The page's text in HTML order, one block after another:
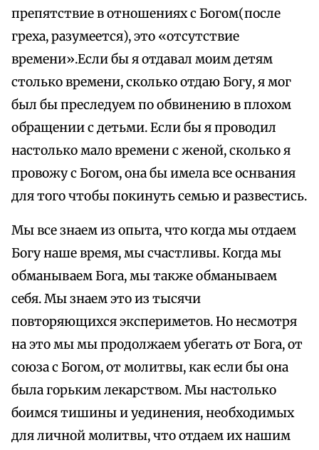
препятствие в отношениях с Богом(после
греха, разумеется), это «отсутствие
времени».Если бы я отдавал моим детям
столько времени, сколько отдаю Богу, я мог
был бы преследуем по обвинению в плохом
обращении с детьми. Если бы я проводил
настолько мало времени с женой, сколько я
провожу с Богом, она бы имела все оснвания
для того чтобы покинуть семью и развестись.
Мы все знаем из опыта, что когда мы отдаем
Богу наше время, мы счастливы. Когда мы
обманываем Бога, мы также обманываем
себя. Мы знаем это из тысячи
повторяющихся экспериметов. Но несмотря
на это мы мы продолжаем убегать от Бога, от
союза с Богом, от молитвы, как если бы она
была горьким лекарством. Мы настолько
боимся тишины и уединения, необходимых
для личной молитвы, что отдаем их нашим